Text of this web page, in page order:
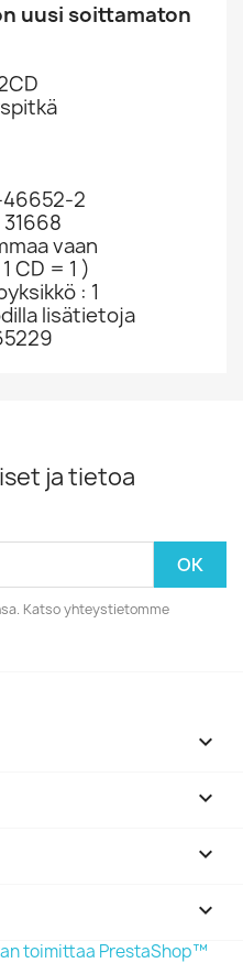
uusi soittamaton
2
vaan
CD = 1 )
: 1
lisätietoja
ja tietoa
Katso yhteystietomme



keyboard_arrow_down
toimittaa PrestaShop™